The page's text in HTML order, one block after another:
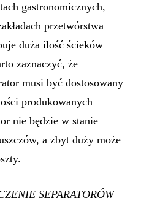
gastronomicznych,
przetwórstwa
duża ilość ścieków
zaznaczyć, że
musi być dostosowany
produkowanych
nie będzie w stanie
a zbyt duży może
SEPARATORÓW